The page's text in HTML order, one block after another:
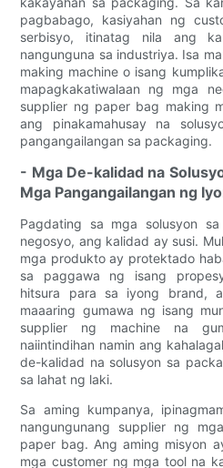
pagbabago, kasiyahan ng
serbisyo, itinatag nila ang
nangunguna sa industriya. Isa
making machine o isang
mapagkakatiwalaan ng mga
supplier ng paper bag making
ang pinakamahusay na
pangangailangan sa packaging.
- Mga De-kalidad na
Mga Pangangailangan ng
Pagdating sa mga solusyon
negosyo, ang kalidad ay susi.
mga produkto ay protektado
sa paggawa ng isang
hitsura para sa iyong brand,
maaaring gumawa ng isang
supplier ng machine na
naiintindihan namin ang
de-kalidad na solusyon sa
sa lahat ng laki.
Sa aming kumpanya,
nangungunang supplier ng
paper bag. Ang aming misyon
mga customer ng mga tool na